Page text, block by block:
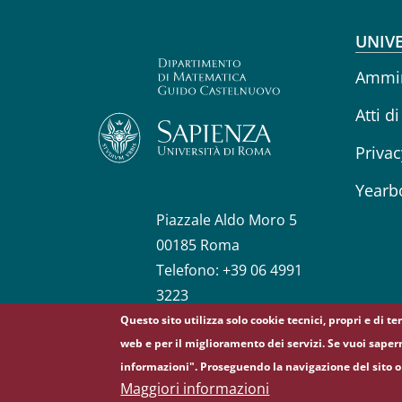
Piazzale Aldo Moro 5
00185 Roma
Telefono: +39 06 4991
3223
Atti
© Sapienza Università di Roma - Piazzale Aldo Moro
Questo sito utilizza solo cookie tecnici, propri e di
web e per il miglioramento dei servizi. Se vuoi
informazioni". Proseguendo la navigazione del sito
Maggiori informazioni